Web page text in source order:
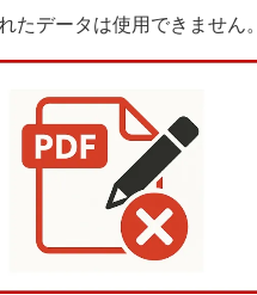
たデータは使用できません。